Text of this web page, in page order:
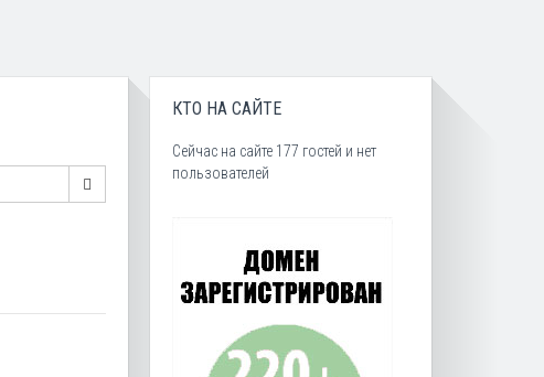
КТО НА САЙТЕ
Сейчас на сайте 177 гостей и нет
пользователей